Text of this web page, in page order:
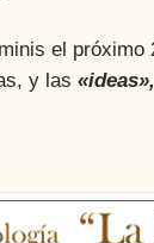
el
y las «ideas»,